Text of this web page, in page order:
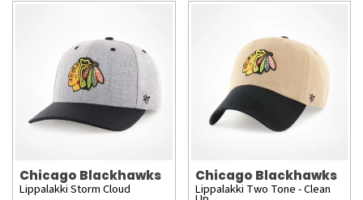
Chicago Blackhawks
Lippalakki Storm Cloud
Chicago Blackhawks
Lippalakki Two Tone - Clean